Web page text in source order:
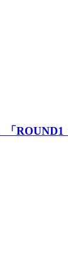
ROUND1